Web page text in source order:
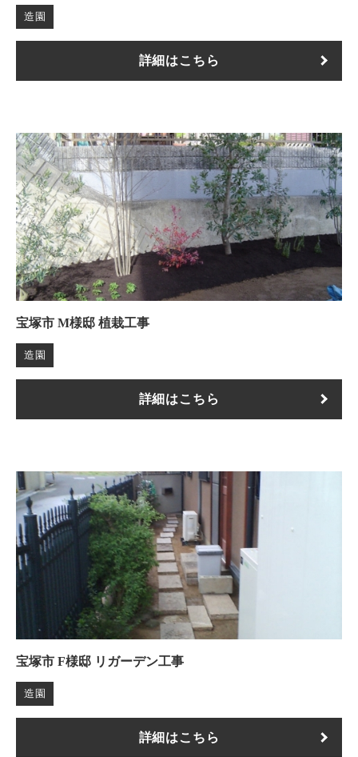
造園
詳細はこちら
宝塚市 M様邸 植栽工事
造園
詳細はこちら
宝塚市 F様邸 リガーデン工事
造園
詳細はこちら